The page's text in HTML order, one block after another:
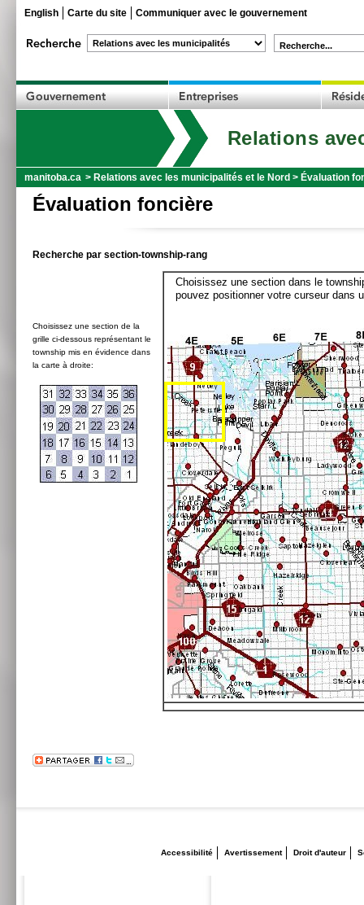
English Carte du site Communiquer avec le gouvernement
Recherche...
Relations
manitoba.ca > Relations avec les municipalités et le Nord > Évaluation
Évaluation foncière
Recherche par section-township-rang
Choisissez une section de la
grille ci-dessous représentant le
township mis en évidence dans
la carte à droite:
Choisissez une section dans le
pouvez positionner votre curseur dans
Accessibilité Avertissement Droit d'auteur